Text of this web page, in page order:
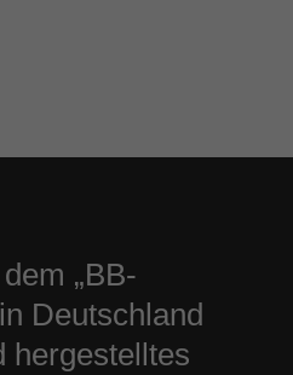
„BB-
Deutschland
hergestelltes